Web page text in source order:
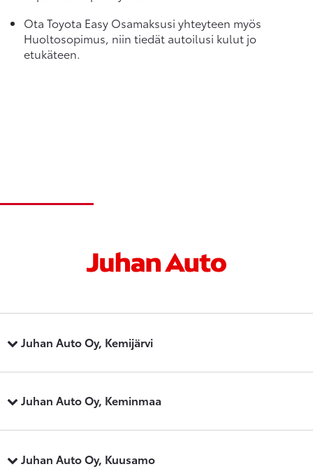
Ota Toyota Easy Osamaksusi yhteyteen myös
Huoltosopimus, niin tiedät autoilusi kulut jo
etukäteen.
Juhan Auto Oy, Kemijärvi
Juhan Auto Oy, Keminmaa
Juhan Auto Oy, Kuusamo